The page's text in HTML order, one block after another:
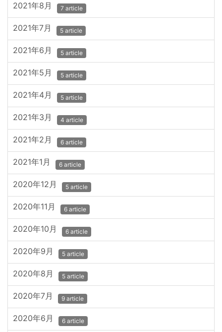
2021年8月 7 article
2021年7月 5 article
2021年6月 5 article
2021年5月 5 article
2021年4月 5 article
2021年3月 4 article
2021年2月 6 article
2021年1月 6 article
2020年12月 5 article
2020年11月 6 article
2020年10月 6 article
2020年9月 5 article
2020年8月 5 article
2020年7月 9 article
2020年6月 6 article